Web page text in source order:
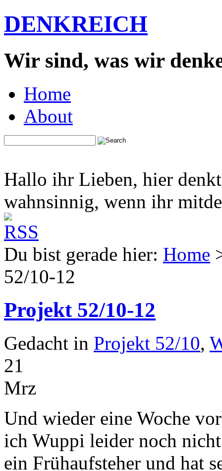
DENKREICH
Wir sind, was wir
Home
About
Hallo ihr Lieben, hier
wahnsinnig, wenn ihr
Du bist gerade hier: Home
52/10-12
Projekt 52/10-12
Gedacht in Projekt 52/10,
21
Mrz
Und wieder eine Woche
ich Wuppi leider noch
ein Frühaufsteher und hat